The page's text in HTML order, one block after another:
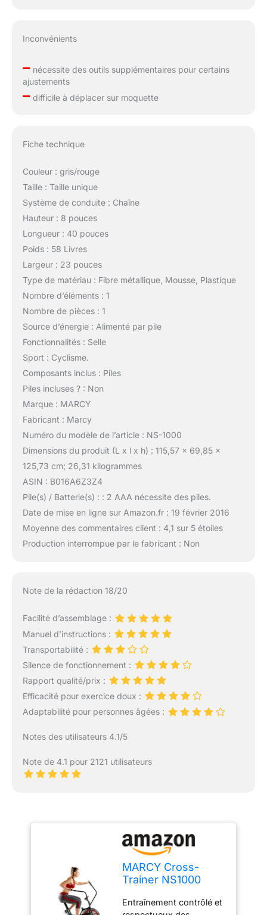
Inconvénients
–nécessite des outils supplémentaires pour certains
ajustements
–difficile à déplacer sur moquette
Fiche technique
Couleur : gris/rouge
Taille : Taille unique
Système de conduite : Chaîne
Hauteur : 8 pouces
Longueur : 40 pouces
Poids : 58 Livres
Largeur : 23 pouces
Type de matériau : Fibre métallique, Mousse, Plastique
Nombre d’éléments : 1
Nombre de pièces : 1
Source d’énergie : Alimenté par pile
Fonctionnalités : Selle
Sport : Cyclisme.
Composants inclus : Piles
Piles incluses ? : Non
Marque : MARCY
Fabricant : Marcy
Numéro du modèle de l’article : NS-1000
Dimensions du produit (L x l x h) : 115,57 x 69,85 x
125,73 cm; 26,31 kilogrammes
ASIN : B016A6Z3Z4
Pile(s) / Batterie(s) : : 2 AAA nécessite des piles.
Date de mise en ligne sur Amazon.fr : 19 février 2016
Moyenne des commentaires client : 4,1 sur 5 étoiles
Production interrompue par le fabricant : Non
Note de la rédaction 18/20
Facilité d’assemblage :
Manuel d’instructions :
Transportabilité :
Silence de fonctionnement :
Rapport qualité/prix :
Efficacité pour exercice doux :
Adaptabilité pour personnes âgées :
Notes des utilisateurs 4.1/5
Note de 4.1 pour 2121 utilisateurs
MARCY Cross-
Trainer NS1000
avec système de
Entraînement contrôlé et